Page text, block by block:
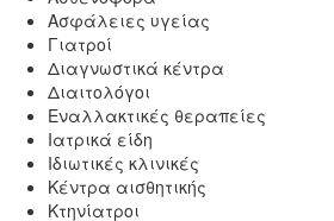
Ασφάλειες υγείας
Γιατροί
Διαγνωστικά κέντρα
Διαιτολόγοι
Εναλλακτικές θεραπείες
Ιατρικά είδη
Ιδιωτικές κλινικές
Κέντρα αισθητικής
Κτηνίατροι